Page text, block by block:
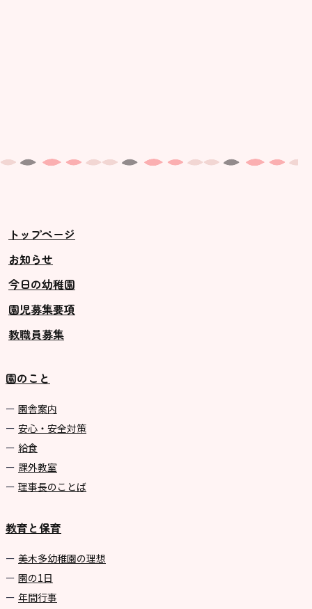
トップページ
お知らせ
今日の幼稚園
園児募集要項
教職員募集
園のこと
園舎案内
安心・安全対策
給食
課外教室
理事長のことば
教育と保育
美⽊多幼稚園の理想
園の1⽇
年間⾏事